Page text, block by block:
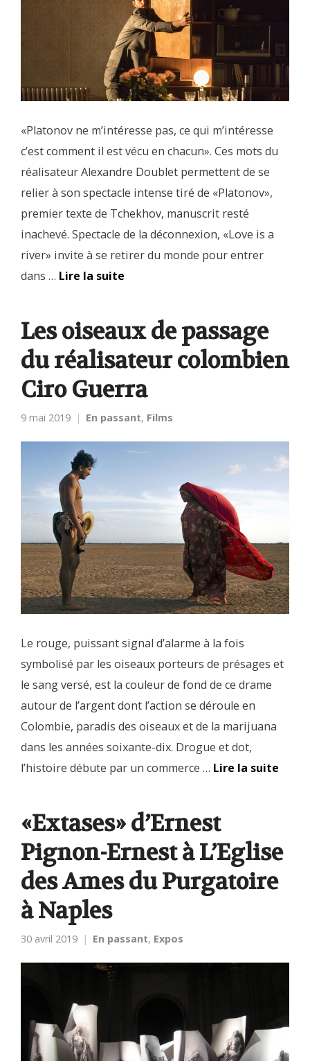
«Platonov ne m’intéresse pas, ce qui m’intéresse
c’est comment il est vécu en chacun». Ces mots du
réalisateur Alexandre Doublet permettent de se
relier à son spectacle intense tiré de «Platonov»,
premier texte de Tchekhov, manuscrit resté
inachevé. Spectacle de la déconnexion, «Love is a
river» invite à se retirer du monde pour entrer
dans … Lire la suite
Les oiseaux de passage
du réalisateur colombien
Ciro Guerra
9 mai 2019 En passant, Films
Le rouge, puissant signal d’alarme à la fois
symbolisé par les oiseaux porteurs de présages et
le sang versé, est la couleur de fond de ce drame
autour de l’argent dont l’action se déroule en
Colombie, paradis des oiseaux et de la marijuana
dans les années soixante-dix. Drogue et dot,
l’histoire débute par un commerce … Lire la suite
«Extases» d’Ernest
Pignon-Ernest à L’Eglise
des Ames du Purgatoire
à Naples
30 avril 2019 En passant, Expos